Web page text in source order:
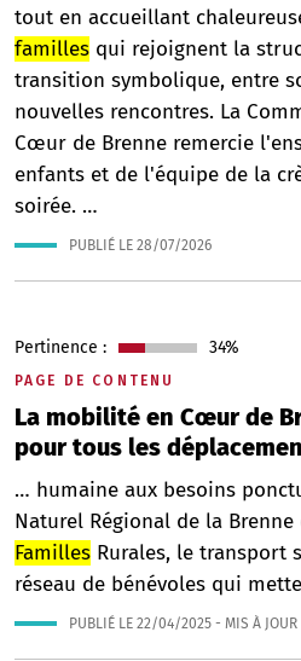
tout en accueillant
familles qui rejoignent la
transition symbolique, entre
nouvelles rencontres. La
Cœur de Brenne remercie
enfants et de l'équipe de la
soirée. …
PUBLIÉ LE 28/07/2026
PAGE DE CONTENU
La mobilité en Cœur de
pour tous les
Pertinence : 34%
… humaine aux besoins
Naturel Régional de la
Familles Rurales, le transport
réseau de bénévoles qui
PUBLIÉ LE 22/04/2025 - MIS À JOUR